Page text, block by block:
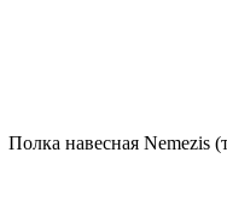
Полка навесная Nemezis